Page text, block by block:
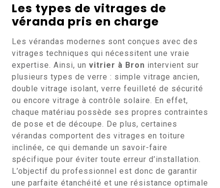
Les types de vitrages de
véranda pris en charge
Les vérandas modernes sont conçues avec des
vitrages techniques qui nécessitent une vraie
expertise. Ainsi, un vitrier à Bron intervient sur
plusieurs types de verre : simple vitrage ancien,
double vitrage isolant, verre feuilleté de sécurité
ou encore vitrage à contrôle solaire. En effet,
chaque matériau possède ses propres contraintes
de pose et de découpe. De plus, certaines
vérandas comportent des vitrages en toiture
inclinée, ce qui demande un savoir-faire
spécifique pour éviter toute erreur d’installation.
L’objectif du professionnel est donc de garantir
une parfaite étanchéité et une résistance optimale